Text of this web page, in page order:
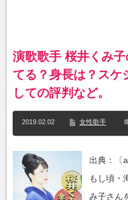
演歌歌手 桜井くみ
てる？身長は？スケ
しての評判など。
2019.02.02 女性歌手
出典：〔
もし頃・
み子さん